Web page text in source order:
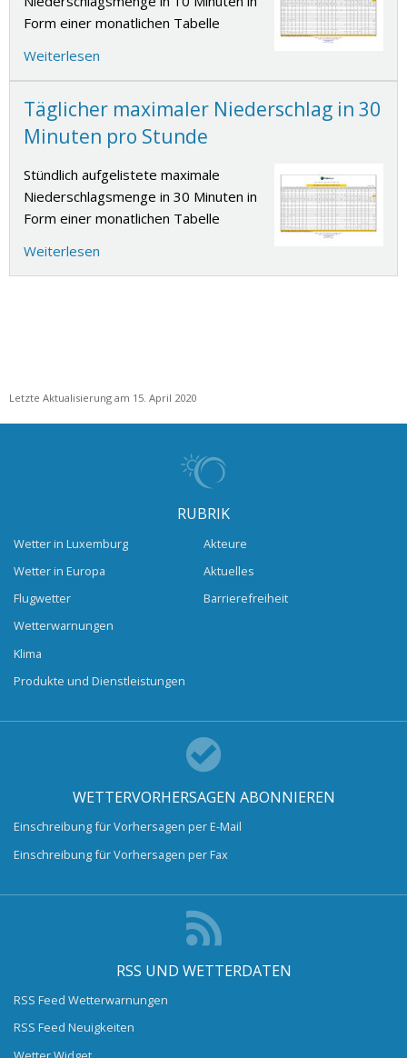
Form einer monatlichen Tabelle
Weiterlesen
Täglicher maximaler Niederschlag in 30
Minuten pro Stunde
Stündlich aufgelistete maximale
Niederschlagsmenge in 30 Minuten in
Form einer monatlichen Tabelle
Weiterlesen
Letzte Aktualisierung am 15. April 2020
RUBRIK
Wetter in Luxemburg
Wetter in Europa
Flugwetter
Wetterwarnungen
Klima
Produkte und Dienstleistungen
Akteure
Aktuelles
Barrierefreiheit
WETTERVORHERSAGEN ABONNIEREN
Einschreibung für Vorhersagen per E-Mail
Einschreibung für Vorhersagen per Fax
RSS UND WETTERDATEN
RSS Feed Wetterwarnungen
RSS Feed Neuigkeiten